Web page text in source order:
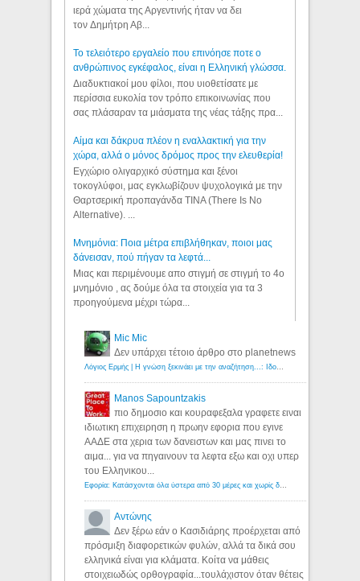
ιερά χώματα της Αργεντινής ήταν να δει
τον Δημήτρη Αβ...
Το τελειότερο εργαλείο που επινόησε ποτε ο
ανθρώπινος εγκέφαλος, είναι η Ελληνική γλώσσα.
Διαδυκτιακοί μου φίλοι, που υιοθετίσατε με
περίσσια ευκολία τον τρόπο επικοινωνίας που
σας πλάσαραν τα μιάσματα της νέας τάξης πρα...
Αίμα και δάκρυα πλέον η εναλλακτική για την
χώρα, αλλά ο μόνος δρόμος προς την ελευθερία!
Εγχώριο ολιγαρχικό σύστημα και ξένοι
τοκογλύφοι, μας εγκλωβίζουν ψυχολογικά με την
Θαρτσερική προπαγάνδα TINA (There Is No
Alternative). ...
Μνημόνια: Ποια μέτρα επιβλήθηκαν, ποιοι μας
δάνεισαν, πού πήγαν τα λεφτά...
Μιας και περιμένουμε απο στιγμή σε στιγμή το 4ο
μνημόνιο , ας δούμε όλα τα στοιχεία για τα 3
προηγούμενα μέχρι τώρα...
Mic Mic
Δεν υπάρχει τέτοιο άρθρο στο planetnews
Manos Sapountzakis
πιο δημοσιο και κουραφεξαλα γραφετε ειναι
ιδιωτικη επιχειρηση η πρωην εφορια που εγινε
ΑΑΔΕ στα χερια των δανειστων και μας πινει το
αιμα... για να πηγαινουν τα λεφτα εξω και οχι υπερ
του Ελληνικου...
Αντώνης
Δεν ξέρω εάν ο Κασιδιάρης προέρχεται από
πρόσμιξη διαφορετικών φυλών, αλλά τα δικά σου
ελληνικά είναι για κλάματα. Κοίτα να μάθεις
στοιχειωδώς ορθογραφία...τουλάχιστον όταν θέτεις